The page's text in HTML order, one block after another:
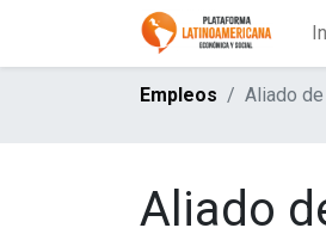
Empleos Aliado
Aliado